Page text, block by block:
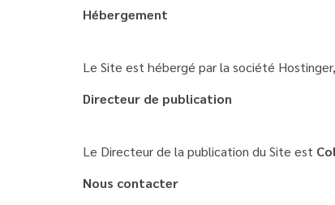
Hébergement
Le Site est hébergé par la société
Directeur de publication
Le Directeur de la publication du Site est
Nous contacter